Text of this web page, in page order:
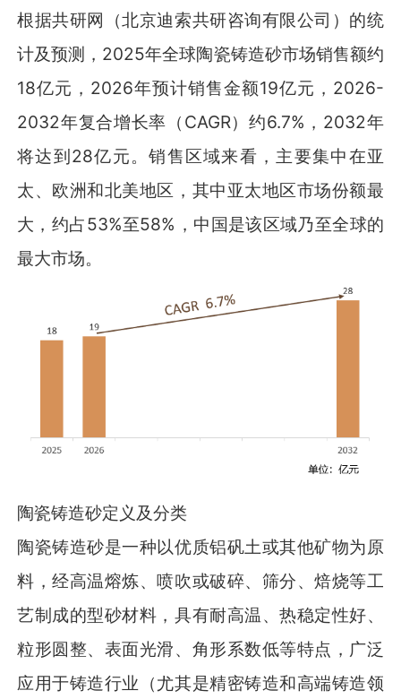
根据共研网（北京迪索共研咨询有限公司）的统
计及预测，2025年全球陶瓷铸造砂市场销售额约
18亿元，2026年预计销售金额19亿元，2026-
2032年复合增长率（CAGR）约6.7%，2032年
将达到28亿元。销售区域来看，主要集中在亚
太、欧洲和北美地区，其中亚太地区市场份额最
大，约占53%至58%，中国是该区域乃至全球的
最大市场。
陶瓷铸造砂定义及分类
陶瓷铸造砂是一种以优质铝矾土或其他矿物为原
料，经高温熔炼、喷吹或破碎、筛分、焙烧等工
艺制成的型砂材料，具有耐高温、热稳定性好、
粒形圆整、表面光滑、角形系数低等特点，广泛
应用于铸造行业（尤其是精密铸造和高端铸造领